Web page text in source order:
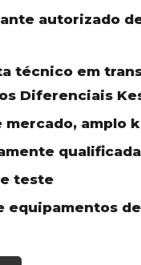
autorizado
técnico em
Diferenciais
mercado, amplo
qualificada
teste
equipamentos